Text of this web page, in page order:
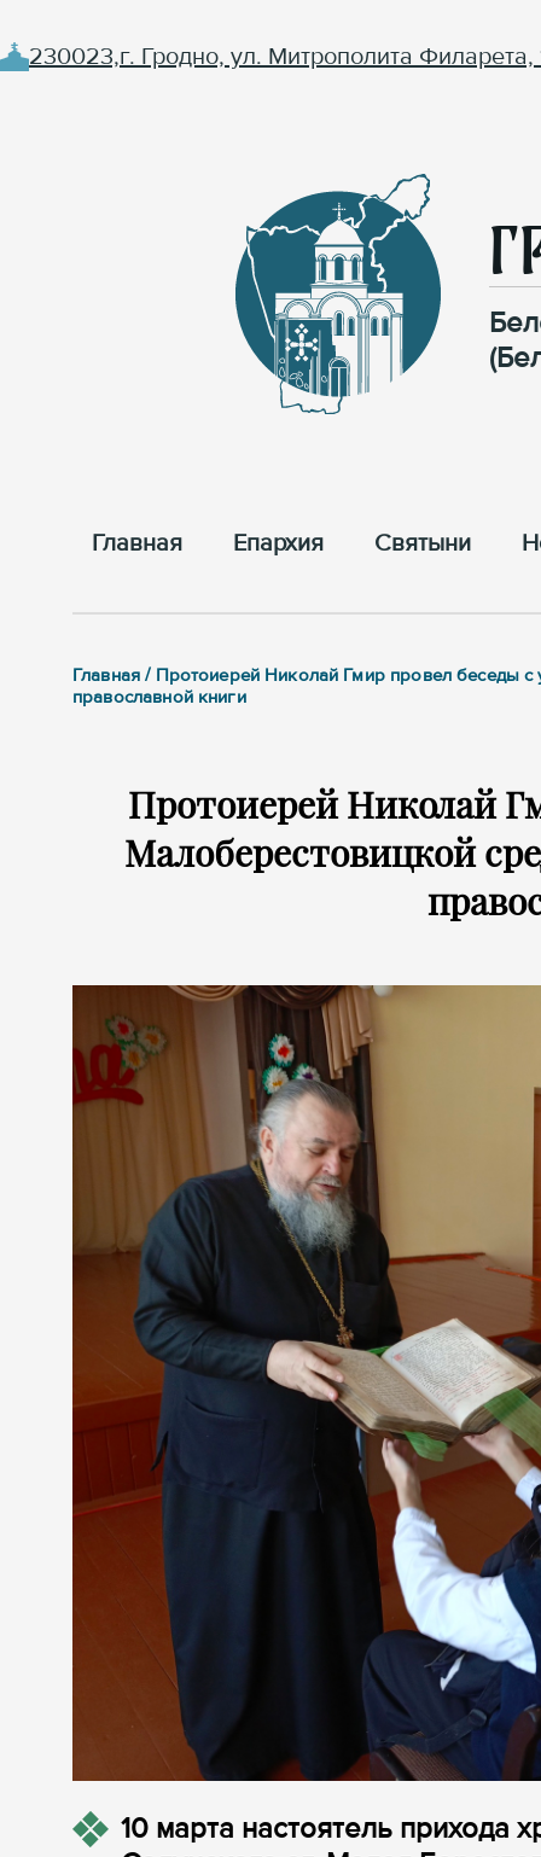
230023,г. Гродно, ул. Митрополита Филарета,
Главная Епархия Cвятыни
Главная / Протоиерей Николай Гмир провел беседы
православной книги
Протоиерей Николай
Малоберестовицкой
10 марта настоятель прихода